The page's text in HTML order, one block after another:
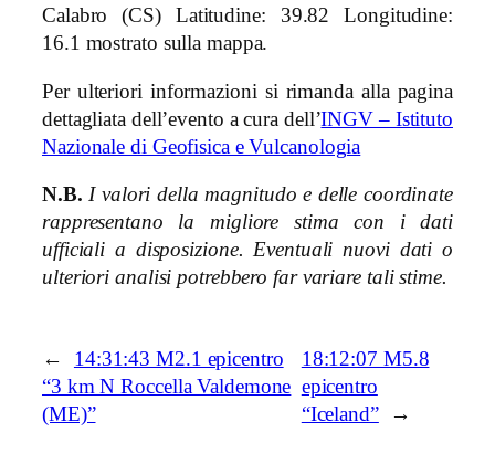
Calabro (CS)Latitudine: 39.82 Longitudine:
16.1 mostrato sulla mappa.
Per ulteriori informazioni si rimanda alla pagina
dettagliata dell’evento a cura dell’INGV – Istituto
Nazionale di Geofisica e Vulcanologia
N.B. I valori della magnitudo e delle coordinate
rappresentano la migliore stima con i dati
ufficiali a disposizione. Eventuali nuovi dati o
ulteriori analisi potrebbero far variare tali stime.
←
14:31:43 M2.1 epicentro
“3 km N Roccella Valdemone
(ME)”
18:12:07 M5.8
epicentro
“Iceland”
→